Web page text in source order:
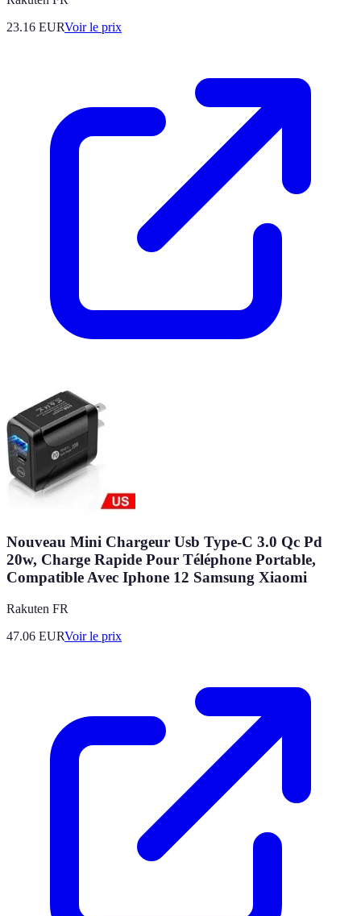
23.16 EURVoir le prix
Nouveau Mini Chargeur Usb Type-C 3.0 Qc Pd
20w, Charge Rapide Pour Téléphone Portable,
Compatible Avec Iphone 12 Samsung Xiaomi
Rakuten FR
47.06 EURVoir le prix